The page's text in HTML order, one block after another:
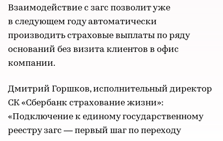
Взаимодействие с загс позволит уже
в следующем году автоматически
производить страховые выплаты по ряду
оснований без визита клиентов в офис
компании.
Дмитрий Горшков, исполнительный директор
СК «Сбербанк страхование жизни»:
«Подключение к единому государственному
реестру загс — первый шаг по переходу